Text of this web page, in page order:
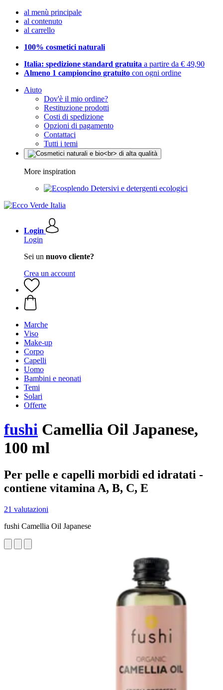
al menù principale
al contenuto
al carrello
100% cosmetici naturali
Italia: spedizione standard gratuita a partire da € 49,90
Almeno 1 campioncino gratuito con ogni ordine
Aiuto
Dov'è il mio ordine?
Restituzione prodotti
Costi di spedizione
Opzioni di pagamento
Contattaci
Tutti i temi
More inspiration
Detersivi e detergenti ecologici
Login
Login
Sei un nuovo cliente?
Crea un account
Marche
Viso
Make-up
Corpo
Capelli
Uomo
Bambini e neonati
Temi
Solari
Offerte
fushi Camellia Oil Japanese,
100 ml
Per pelle e capelli morbidi ed idratati -
contiene vitamina A, B, C, E
21 valutazioni
fushi Camellia Oil Japanese